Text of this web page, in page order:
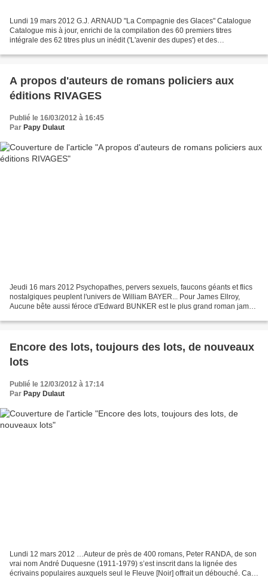
Lundi 19 mars 2012 G.J. ARNAUD "La Compagnie des Glaces" Catalogue
Catalogue mis à jour, enrichi de la compilation des 60 premiers titres
intégrale des 62 titres plus un inédit ('L'avenir des dupes') et des
A propos d'auteurs de romans policiers aux
éditions RIVAGES
Publié le 16/03/2012 à 16:45
Par Papy Dulaut
Jeudi 16 mars 2012 Psychopathes, pervers sexuels, faucons géants et flics
nostalgiques peuplent l'univers de William BAYER... Pour James Ellroy,
Aucune bête aussi féroce d'Edward BUNKER est le plus grand roman jamais
Encore des lots, toujours des lots, de nouveaux
lots
Publié le 12/03/2012 à 17:14
Par Papy Dulaut
Lundi 12 mars 2012 …Auteur de près de 400 romans, Peter RANDA, de son
vrai nom André Duquesne (1911-1979) s’est inscrit dans la lignée des
écrivains populaires auxquels seul le Fleuve [Noir] offrait un débouché. Car